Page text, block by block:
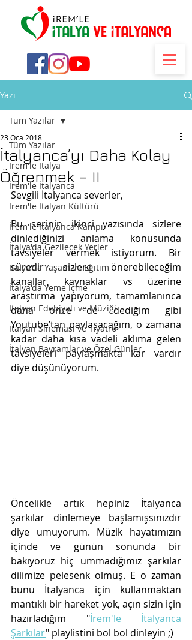
Yazı
Tüm Yazılar
İrem'le İtalya
İrem'le İtalyanca
İrem'le İtalyan Kültürü
İrem'le İtalyanca Kampı
İtalya'da Gezilecek Yerler
İtalya'da Yaşam ve Eğitim
İtalya'da Yeme İçme
İtalyan Edebiyatı ve Müziği
İtalyan Sineması ve Tiyatro
İtalyan Bayramlar ve Özel Günler
Tüm Yazılar
İtalyanca’yı Daha Kolay
Öğrenmek – II
23 Oca 2018
Sevgili İtalyanca severler,
Bu serinin ikinci yazısında sizlere
dinlediğinizi anlama konusunda
tavsiyeler vermek istiyorum. Bir
süredir sizlere önerebileceğim
kanallar, kaynaklar vs üzerine
araştırma yapıyorum, tamamlanınca
daha önce de dediğim gibi
Youtube’tan paylaşacağım, o zamana
kadar daha kısa vadeli aklıma gelen
tavsiyeleri paylaşmakta kar vardır
diye düşünüyorum.
Öncelikle artık hepiniz İtalyanca
şarkılar dinlemeye başlamışsınızdır
diye umuyorum. Müzik hayatımızın
içinde ve günün sonunda bir
bakıyoruz hiç ummadığımız şarkılar
dilimize pelesenk olmuş. E o zaman
bunu İtalyanca için kullanmaktan
mantıklı bir hareket yok, açın sizin için
hazırladığım "İrem'le İtalyanca
Şarkılar" playlistini bol bol dinleyin ;)